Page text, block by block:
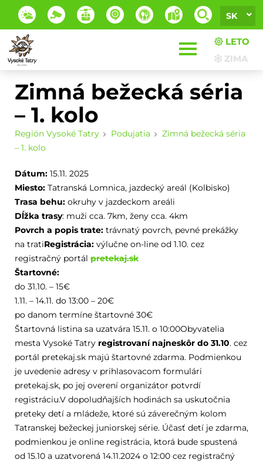
SK
LETO
ZIMA
Zimná bežecká séria
– 1. kolo
Región Vysoké Tatry Podujatia
Zimná bežecká séria
– 1. kolo
Dátum:15.11. 2025
Miesto:Tatranská Lomnica, jazdecký areál (Kolbisko)
Trasa behu:okruhy v jazdeckom areáli
Dĺžka trasy: muži cca. 7km, ženy cca. 4km
Povrch a popis trate:trávnatý povrch, pevné prekážky
na tratiRegistrácia:výlučne on-line od 1.10. cez
registračný portál pretekaj.sk
Štartovné:
do 31.10. – 15€
1.11. – 14.11. do 13:00 – 20€
po danom termíne štartovné 30€
Štartovná listina sa uzatvára 15.11. o 10:00Obyvatelia
mesta Vysoké Tatry registrovaní najneskôr do 31.10. cez
portál pretekaj.sk majú štartovné zdarma. Podmienkou
je uvedenie adresy v prihlasovacom formulári
pretekaj.sk, po jej overení organizátor potvrdí
registráciu.V dopoludňajších hodinách sa uskutočnia
preteky detí a mládeže, ktoré sú záverečným kolom
Tatranskej bežeckej juniorskej série. Účasť detí je zdarma,
podmienkou je online registrácia, ktorá bude spustená
od 15.10 a uzatvorená 14.11.2024 o 12:00 cez registračný